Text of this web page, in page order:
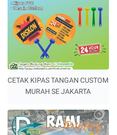
CETAK KIPAS TANGAN CUSTOM
MURAH SE JAKARTA